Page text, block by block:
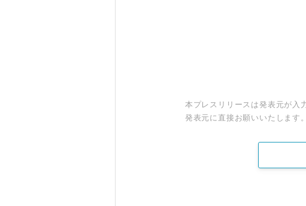
本プレスリリースは発表元が入
発表元に直接お願いいたします。